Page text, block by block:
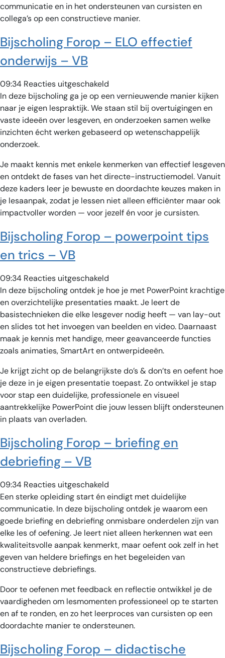
communicatie en in het ondersteunen van cursisten en
collega’s op een constructieve manier.
Bijscholing Forop – ELO effectief
onderwijs – VB
09:34 Reacties uitgeschakeld
Bijscholing
Forop
–
ELO
–
VB
In deze bijscholing ga je op een vernieuwende manier kijken
naar je eigen lespraktijk. We staan stil bij overtuigingen en
vaste ideeën over lesgeven, en onderzoeken samen welke
inzichten écht werken gebaseerd op wetenschappelijk
onderzoek.
Je maakt kennis met enkele kenmerken van effectief lesgeven
en ontdekt de fases van het directe-instructiemodel. Vanuit
deze kaders leer je bewuste en doordachte keuzes maken in
je lesaanpak, zodat je lessen niet alleen efficiënter maar ook
impactvoller worden — voor jezelf én voor je cursisten.
Bijscholing Forop – powerpoint tips
en trics – VB
09:34 Reacties uitgeschakeld
Bijscholing
Forop
–
powerpoint
tips
en
–
VB
In deze bijscholing ontdek je hoe je met PowerPoint krachtige
en overzichtelijke presentaties maakt. Je leert de
basistechnieken die elke lesgever nodig heeft — van lay-out
en slides tot het invoegen van beelden en video. Daarnaast
maak je kennis met handige, meer geavanceerde functies
zoals animaties, SmartArt en ontwerp­ideeën.
Je krijgt zicht op de belangrijkste do’s & don’ts en oefent hoe
je deze in je eigen presentatie toepast. Zo ontwikkel je stap
voor stap een duidelijke, professionele en visueel
aantrekkelijke PowerPoint die jouw lessen blijft ondersteunen
in plaats van overladen.
Bijscholing Forop – briefing en
debriefing – VB
09:34 Reacties uitgeschakeld
Bijscholing
Forop
–
briefing
en
debriefing
Een sterke opleiding start én eindigt met duidelijke
communicatie. In deze bijscholing ontdek je waarom een
goede briefing en debriefing onmisbare onderdelen zijn van
elke les of oefening. Je leert niet alleen herkennen wat een
kwaliteitsvolle aanpak kenmerkt, maar oefent ook zelf in het
geven van heldere briefings en het begeleiden van
constructieve debriefings.
Door te oefenen met feedback en reflectie ontwikkel je de
vaardigheden om lesmomenten professioneel op te starten
en af te ronden, en zo het leerproces van cursisten op een
doordachte manier te ondersteunen.
Bijscholing Forop – didactische